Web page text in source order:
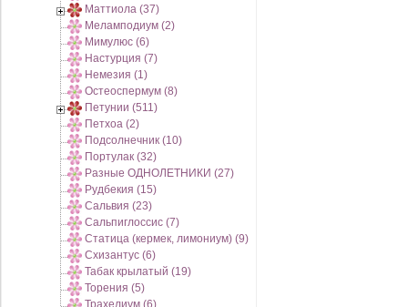
Маттиола (37)
Меламподиум (2)
Мимулюс (6)
Настурция (7)
Немезия (1)
Остеоспермум (8)
Петунии (511)
Петхоа (2)
Подсолнечник (10)
Портулак (32)
Разные ОДНОЛЕТНИКИ (27)
Рудбекия (15)
Сальвия (23)
Сальпиглоссис (7)
Статица (кермек, лимониум) (9)
Схизантус (6)
Табак крылатый (19)
Торения (5)
Трахелиум (6)